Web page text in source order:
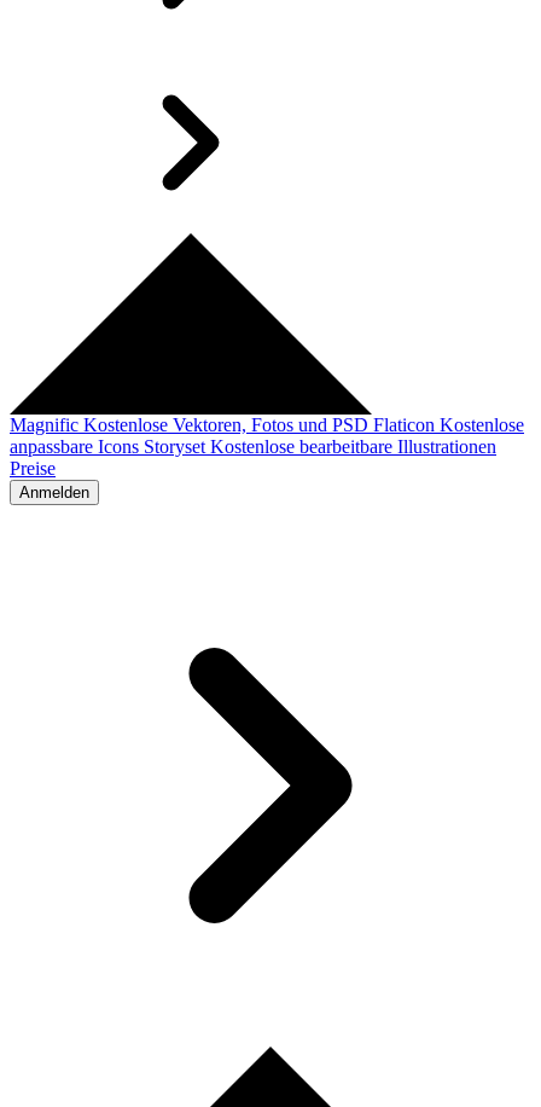
Magnific Kostenlose Vektoren, Fotos und PSD Flaticon Kostenlose
anpassbare Icons Storyset Kostenlose bearbeitbare Illustrationen
Preise
Anmelden